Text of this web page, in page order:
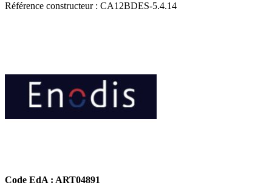
Référence constructeur : CA12BDES-5.4.14
Code EdA : ART04891